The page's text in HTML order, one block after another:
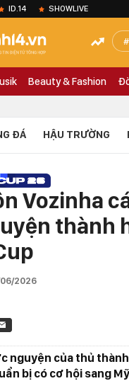
ID.14 SHOWLIVE
Beauty & Fashion
ĐÁ HẬU TRƯỜNG
Vozinha
thành
2026
nguyện của thủ
bị có cơ hội sang